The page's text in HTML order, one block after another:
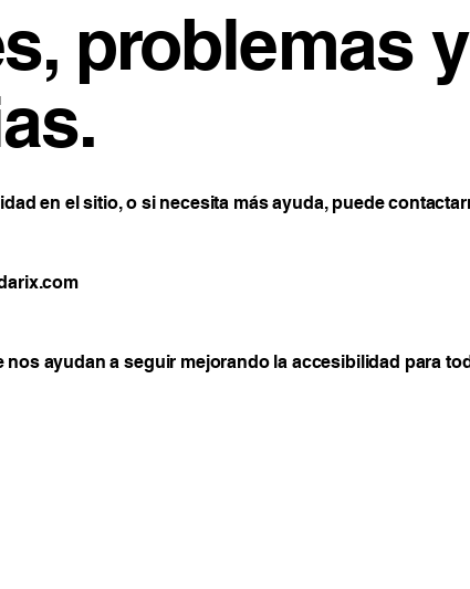
problemas y
en el sitio, o si necesita más ayuda, puede
ayudan a seguir mejorando la accesibilidad para